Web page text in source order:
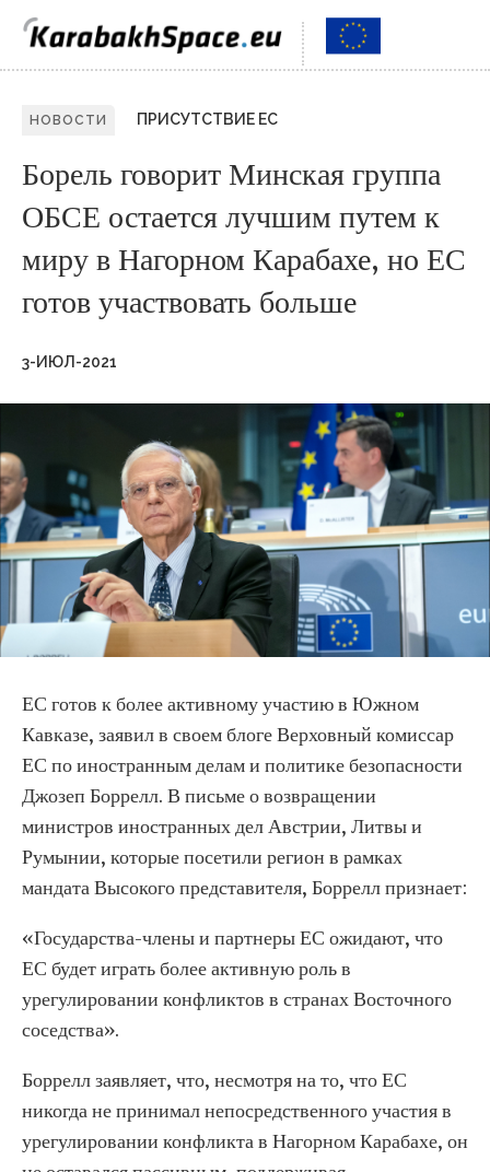
НОВОСТИ ПРИСУТСТВИЕ ЕС
Борель говорит Минская группа
ОБСЕ остается лучшим путем к
миру в Нагорном Карабахе, но ЕС
готов участвовать больше
3-ИЮЛ-2021
ЕС готов к более активному участию в Южном
Кавказе, заявил в своем блоге Верховный комиссар
ЕС по иностранным делам и политике безопасности
Джозеп Боррелл. В письме о возвращении
министров иностранных дел Австрии, Литвы и
Румынии, которые посетили регион в рамках
мандата Высокого представителя, Боррелл признает:
«Государства-члены и партнеры ЕС ожидают, что
ЕС будет играть более активную роль в
урегулировании конфликтов в странах Восточного
соседства».
Боррелл заявляет, что, несмотря на то, что ЕС
никогда не принимал непосредственного участия в
урегулировании конфликта в Нагорном Карабахе, он